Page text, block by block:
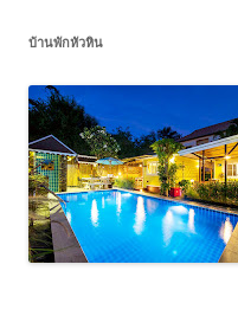
บ้านพักหัวหิน